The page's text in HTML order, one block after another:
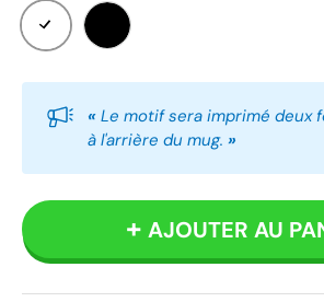
Blanc Noir
« Le motif sera imprimé deux
à l'arrière du mug. »
AJOUTER AU